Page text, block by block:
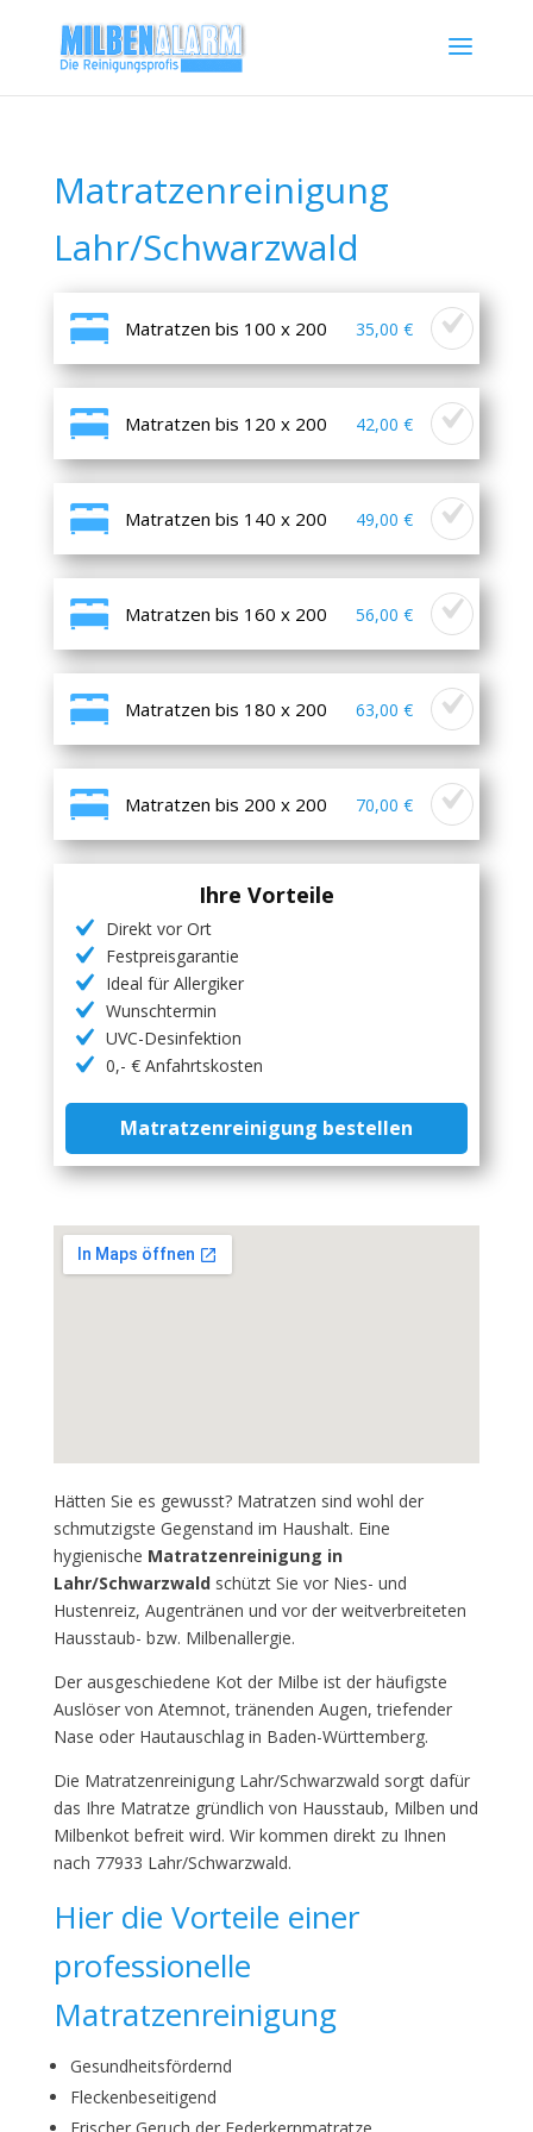
Matratzenreinigung
Lahr/Schwarzwald
Matratzen bis 100 x 200 35,00 €
Matratzen bis 120 x 200 42,00 €
Matratzen bis 140 x 200 49,00 €
Matratzen bis 160 x 200 56,00 €
Matratzen bis 180 x 200 63,00 €
Matratzen bis 200 x 200 70,00 €
Ihre Vorteile
Direkt vor Ort
Festpreisgarantie
Ideal für Allergiker
Wunschtermin
UVC-Desinfektion
0,- € Anfahrtskosten
Matratzenreinigung bestellen
Hätten Sie es gewusst? Matratzen sind wohl der
schmutzigste Gegenstand im Haushalt. Eine
hygienische Matratzenreinigung in
Lahr/Schwarzwaldschützt Sie vor Nies- und
Hustenreiz, Augentränen und vor der weitverbreiteten
Hausstaub- bzw. Milbenallergie.
Der ausgeschiedene Kot der Milbe ist der häufigste
Auslöser von Atemnot, tränenden Augen, triefender
Nase oder Hautauschlag in Baden-Württemberg.
Die Matratzenreinigung Lahr/Schwarzwald sorgt dafür
das Ihre Matratze gründlich von Hausstaub, Milben und
Milbenkot befreit wird. Wir kommen direkt zu Ihnen
nach 77933 Lahr/Schwarzwald.
Hier die Vorteile einer
professionelle
Matratzenreinigung
Gesundheitsfördernd
Fleckenbeseitigend